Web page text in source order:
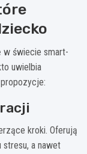
w świecie smart-
uwielbia
kroki. Oferują
stresu, a nawet